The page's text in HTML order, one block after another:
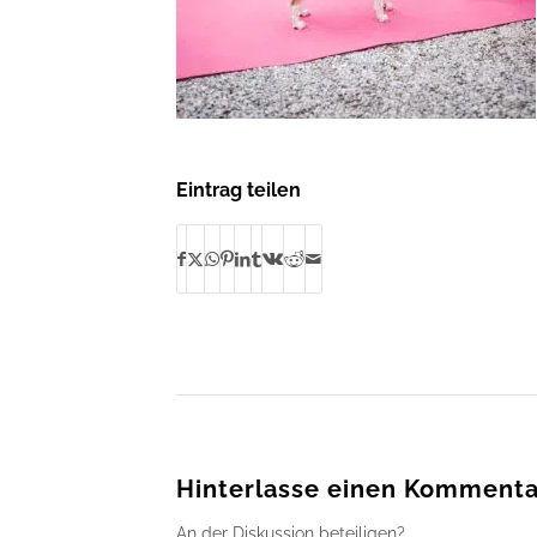
Eintrag teilen
Hinterlasse einen